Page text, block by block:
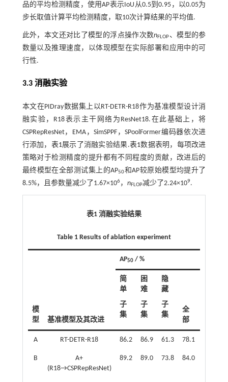
品的平均检测精度，使用AP表示IoU从0.5到0.95，以0.05为
步长取值计算平均检测精度，取10次计算结果的平均值.
此外，本文还对比了模型的浮点操作次数nFLOP、模型的参
数量以及推理速度，以体现模型在实际部署和应用中的可
行性.
3.3 消融实验
本文在PIDray数据集上以RT-DETR-R18作为基准模型设计消
融实验，R18表示主干网络为ResNet18.在此基础上，将
CSPRepResNet，EMA，SimSPPF，SPoolFormer编码器依次进
行添加， 表1展示了消融实验结果.表1数据表明，每项改进
策略对于检测精度的提升都有不同程度的贡献，改进后的
最终模型在全部测试集上的AP50和AP较原始模型均提升了
8.5%，且参数量减少了1.67×106， nFLOP减少了2.24×109.
表1 消融实验结果
Table 1 Results of ablation experiment
模
型
基准模型及其改进
AP50/ %
简
单
子
集
困
难
子
集
隐
藏
子
集
全
部
A RT-DETR-R18 86.2 86.9 61.3 78.1
B
A+
(R18→CSPRepResNet)
89.2 89.0 73.8 84.0